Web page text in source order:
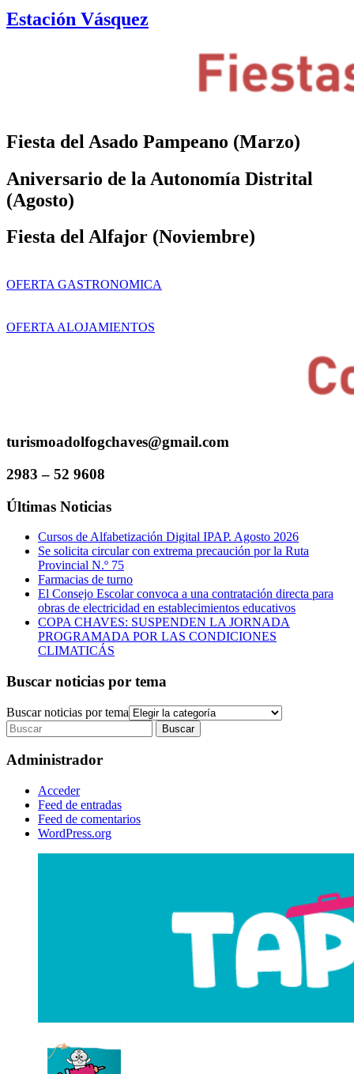
Estación Vásquez
Fiesta del Asado Pampeano (Marzo)
Aniversario de la Autonomía Distrital
(Agosto)
Fiesta del Alfajor (Noviembre)
OFERTA GASTRONOMICA
OFERTA ALOJAMIENTOS
turismoadolfogchaves@gmail.com
2983 – 52 9608
Últimas Noticias
Cursos de Alfabetización Digital IPAP. Agosto 2026
Se solicita circular con extrema precaución por la Ruta
Provincial N.º 75
Farmacias de turno
El Consejo Escolar convoca a una contratación directa para
obras de electricidad en establecimientos educativos
COPA CHAVES: SUSPENDEN LA JORNADA
PROGRAMADA POR LAS CONDICIONES
CLIMATICÁS
Buscar noticias por tema
Buscar noticias por tema
Administrador
Acceder
Feed de entradas
Feed de comentarios
WordPress.org